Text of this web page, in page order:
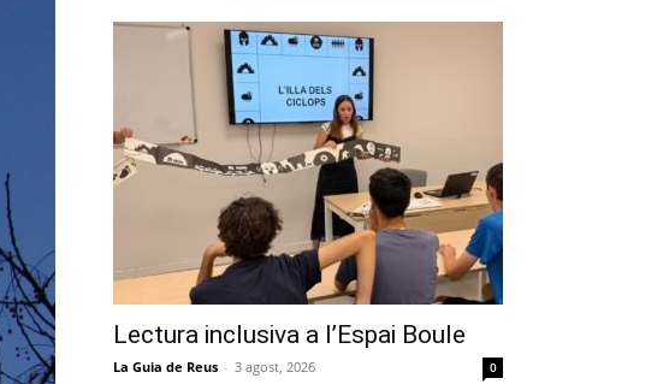
Lectura inclusiva a l’Espai Boule
La Guia de Reus - 3 agost, 2026 0